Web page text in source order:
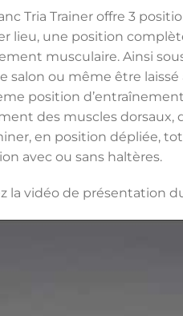
Tria Trainer offre 3
lieu, une position
musculaire. Ainsi
salon ou même être
position
des muscles dorsaux,
en position dépliée,
avec ou sans haltères.
la vidéo de présentation